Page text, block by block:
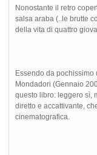
Nonostante il retro
salsa araba (..le brutte
della vita di quattro
Essendo da pochissimo
Mondadori (Gennaio
questo libro: leggero sì,
diretto e accattivante,
cinematografica.